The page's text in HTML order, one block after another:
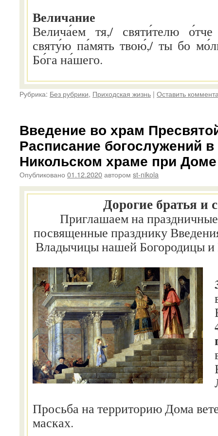
Величание
Велича́ем тя,/ святи́телю
святу́ю па́мять твою́,/ ты бо
Бо́га на́шего.
Рубрика: Без рубрики, Приходская жизнь | Оставить
Введение во храм
Расписание богослужений
Никольском храме при
Опубликовано 01.12.2020автором st-nikola
Дорогие братья и
Приглашаем на
посвященные празднику
Владычицы нашей Богородицы
Просьба на территорию Дома
масках.